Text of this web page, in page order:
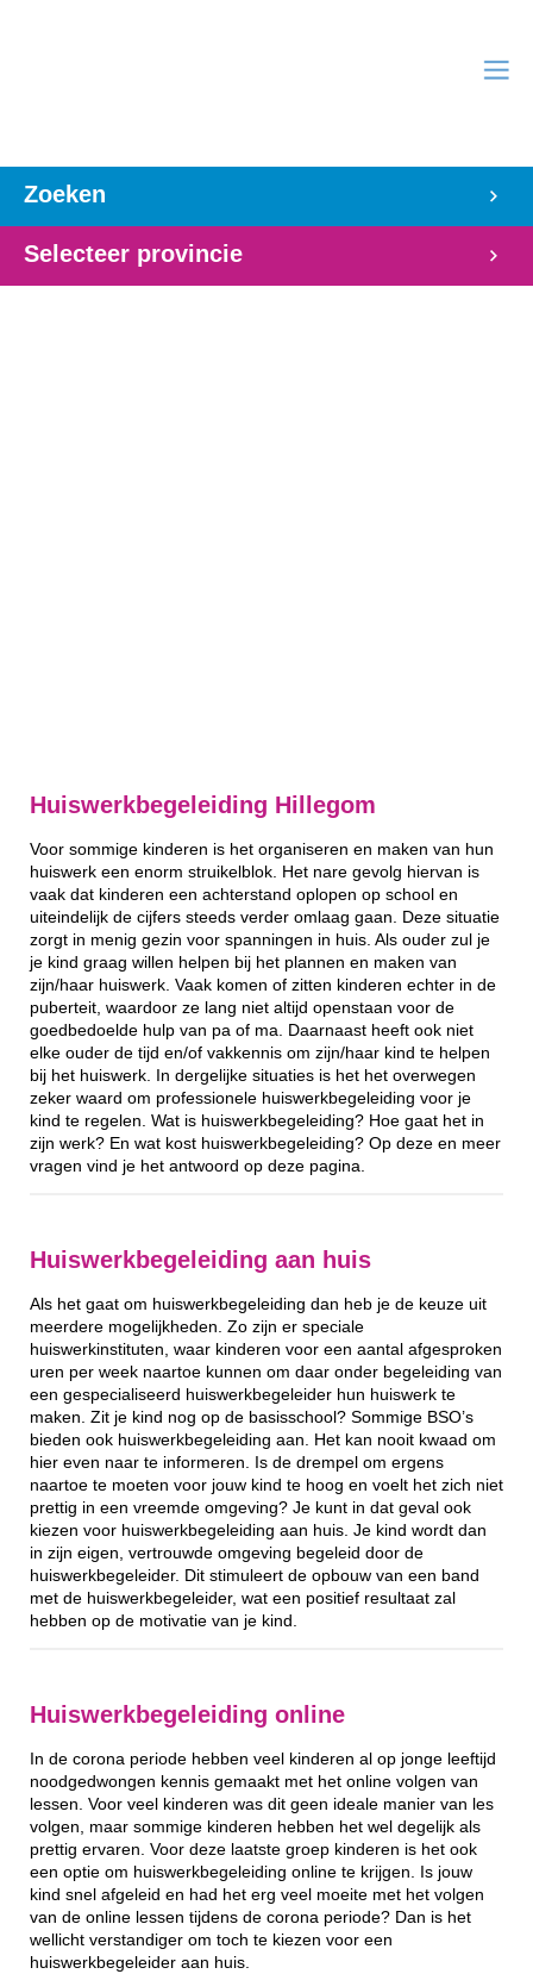
Zoeken
Selecteer provincie
Huiswerkbegeleiding Hillegom
Voor sommige kinderen is het organiseren en maken van hun
huiswerk een enorm struikelblok. Het nare gevolg hiervan is
vaak dat kinderen een achterstand oplopen op school en
uiteindelijk de cijfers steeds verder omlaag gaan. Deze situatie
zorgt in menig gezin voor spanningen in huis. Als ouder zul je
je kind graag willen helpen bij het plannen en maken van
zijn/haar huiswerk. Vaak komen of zitten kinderen echter in de
puberteit, waardoor ze lang niet altijd openstaan voor de
goedbedoelde hulp van pa of ma. Daarnaast heeft ook niet
elke ouder de tijd en/of vakkennis om zijn/haar kind te helpen
bij het huiswerk. In dergelijke situaties is het het overwegen
zeker waard om professionele huiswerkbegeleiding voor je
kind te regelen. Wat is huiswerkbegeleiding? Hoe gaat het in
zijn werk? En wat kost huiswerkbegeleiding? Op deze en meer
vragen vind je het antwoord op deze pagina.
Huiswerkbegeleiding aan huis
Als het gaat om huiswerkbegeleiding dan heb je de keuze uit
meerdere mogelijkheden. Zo zijn er speciale
huiswerkinstituten, waar kinderen voor een aantal afgesproken
uren per week naartoe kunnen om daar onder begeleiding van
een gespecialiseerd huiswerkbegeleider hun huiswerk te
maken. Zit je kind nog op de basisschool? Sommige BSO’s
bieden ook huiswerkbegeleiding aan. Het kan nooit kwaad om
hier even naar te informeren. Is de drempel om ergens
naartoe te moeten voor jouw kind te hoog en voelt het zich niet
prettig in een vreemde omgeving? Je kunt in dat geval ook
kiezen voor huiswerkbegeleiding aan huis. Je kind wordt dan
in zijn eigen, vertrouwde omgeving begeleid door de
huiswerkbegeleider. Dit stimuleert de opbouw van een band
met de huiswerkbegeleider, wat een positief resultaat zal
hebben op de motivatie van je kind.
Huiswerkbegeleiding online
In de corona periode hebben veel kinderen al op jonge leeftijd
noodgedwongen kennis gemaakt met het online volgen van
lessen. Voor veel kinderen was dit geen ideale manier van les
volgen, maar sommige kinderen hebben het wel degelijk als
prettig ervaren. Voor deze laatste groep kinderen is het ook
een optie om huiswerkbegeleiding online te krijgen. Is jouw
kind snel afgeleid en had het erg veel moeite met het volgen
van de online lessen tijdens de corona periode? Dan is het
wellicht verstandiger om toch te kiezen voor een
huiswerkbegeleider aan huis.